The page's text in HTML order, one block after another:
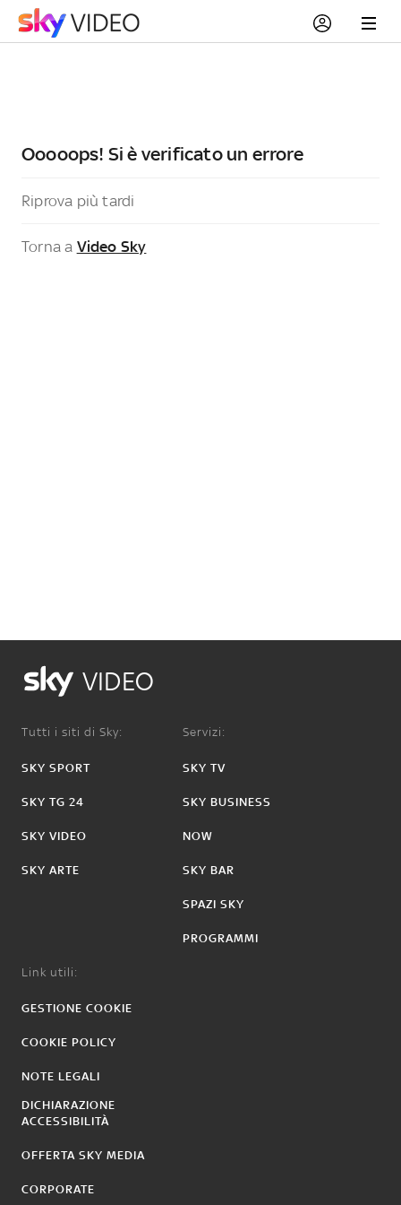
Ooooops! Si è verificato un errore
Riprova più tardi
Torna a Video Sky
VIDEO
Tutti i siti di Sky:
SKY SPORT
SKY TG 24
SKY VIDEO
SKY ARTE
Servizi:
SKY TV
SKY BUSINESS
NOW
SKY BAR
SPAZI SKY
PROGRAMMI
Link utili:
GESTIONE COOKIE
COOKIE POLICY
NOTE LEGALI
DICHIARAZIONE
ACCESSIBILITÀ
OFFERTA SKY MEDIA
CORPORATE